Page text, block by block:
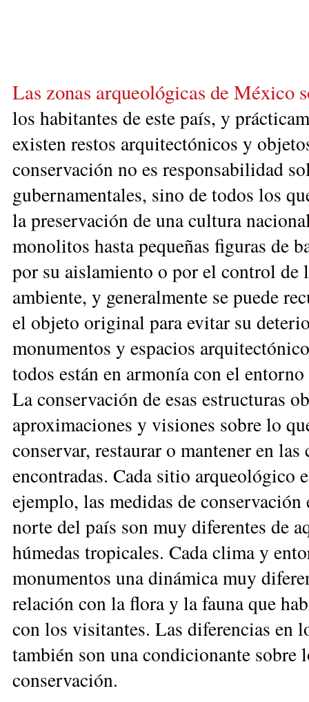
Las zonas arqueológicas de México
los habitantes de este país, y
existen restos arquitectónicos y
conservaciónno es responsabilidad
gubernamentales, sino de todos los
la preservación de una cultura
monolitos hasta pequeñas figuras de
por su aislamiento o por el control de
ambiente, y generalmente se puede
el objeto original para evitar su
monumentos y espacios
todos están en armonía con el
La conservación de esas estructuras
aproximaciones y visiones sobre lo
conservar, restaurar o mantener en
encontradas. Cada sitio arqueológico
ejemplo, las medidas de
norte del país son muy diferentes de
húmedas tropicales. Cada clima y
monumentos una dinámica muy
relación con la flora y la fauna que
con los visitantes. Las diferencias en
también son una condicionante sobre
conservación.